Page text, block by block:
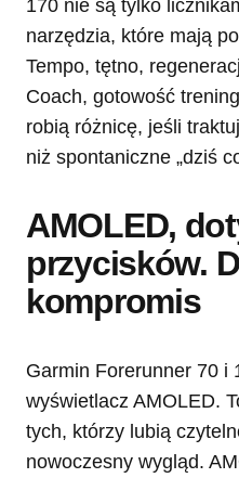
170 nie są tylko
narzędzia, które mają
Tempo, tętno,
Coach, gotowość
robią różnicę, jeśli
niż spontaniczne „dziś
AMOLED,
przycisków.
kompromis
Garmin Forerunner 70 i
wyświetlacz AMOLED.
tych, którzy lubią
nowoczesny wygląd.